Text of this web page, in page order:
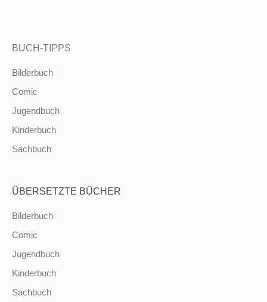
BUCH-TIPPS
Bilderbuch
Comic
Jugendbuch
Kinderbuch
Sachbuch
ÜBERSETZTE BÜCHER
Bilderbuch
Comic
Jugendbuch
Kinderbuch
Sachbuch